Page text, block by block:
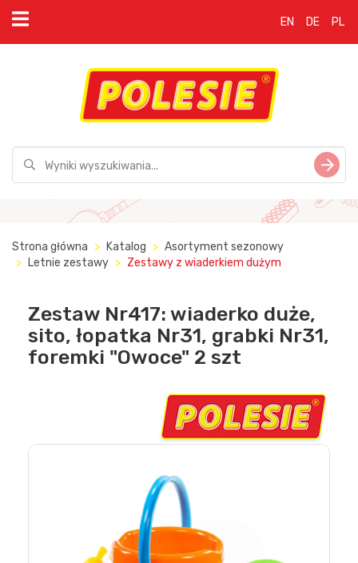
EN DE PL
Strona główna Katalog
Asortyment sezonowy
Letnie zestawy
Zestawy z wiaderkiem dużym
Zestaw Nr417: wiaderko duże,
sito, łopatka Nr31, grabki Nr31,
foremki "Owoce" 2 szt